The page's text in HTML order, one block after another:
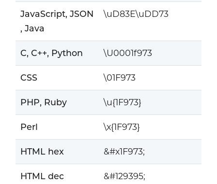
JavaScript, JSON
, Java
\uD83E\uDD73
C, C++, Python \U0001f973
CSS \01F973
PHP, Ruby \u{1F973}
Perl \x{1F973}
HTML hex &#x1F973;
HTML dec &#129395;